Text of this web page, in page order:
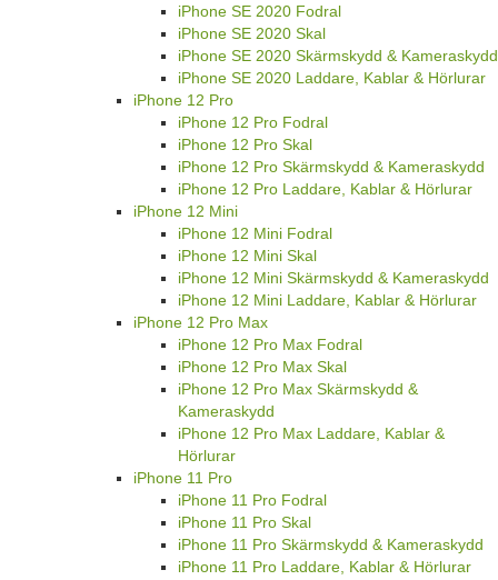
iPhone SE 2020 Fodral
iPhone SE 2020 Skal
iPhone SE 2020 Skärmskydd & Kameraskydd
iPhone SE 2020 Laddare, Kablar & Hörlurar
iPhone 12 Pro
iPhone 12 Pro Fodral
iPhone 12 Pro Skal
iPhone 12 Pro Skärmskydd & Kameraskydd
iPhone 12 Pro Laddare, Kablar & Hörlurar
iPhone 12 Mini
iPhone 12 Mini Fodral
iPhone 12 Mini Skal
iPhone 12 Mini Skärmskydd & Kameraskydd
iPhone 12 Mini Laddare, Kablar & Hörlurar
iPhone 12 Pro Max
iPhone 12 Pro Max Fodral
iPhone 12 Pro Max Skal
iPhone 12 Pro Max Skärmskydd &
Kameraskydd
iPhone 12 Pro Max Laddare, Kablar &
Hörlurar
iPhone 11 Pro
iPhone 11 Pro Fodral
iPhone 11 Pro Skal
iPhone 11 Pro Skärmskydd & Kameraskydd
iPhone 11 Pro Laddare, Kablar & Hörlurar